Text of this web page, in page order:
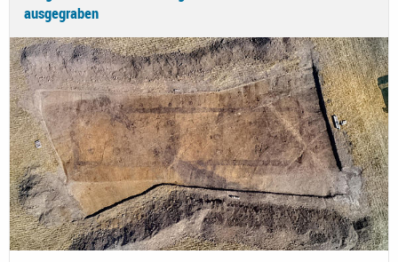
ausgegraben